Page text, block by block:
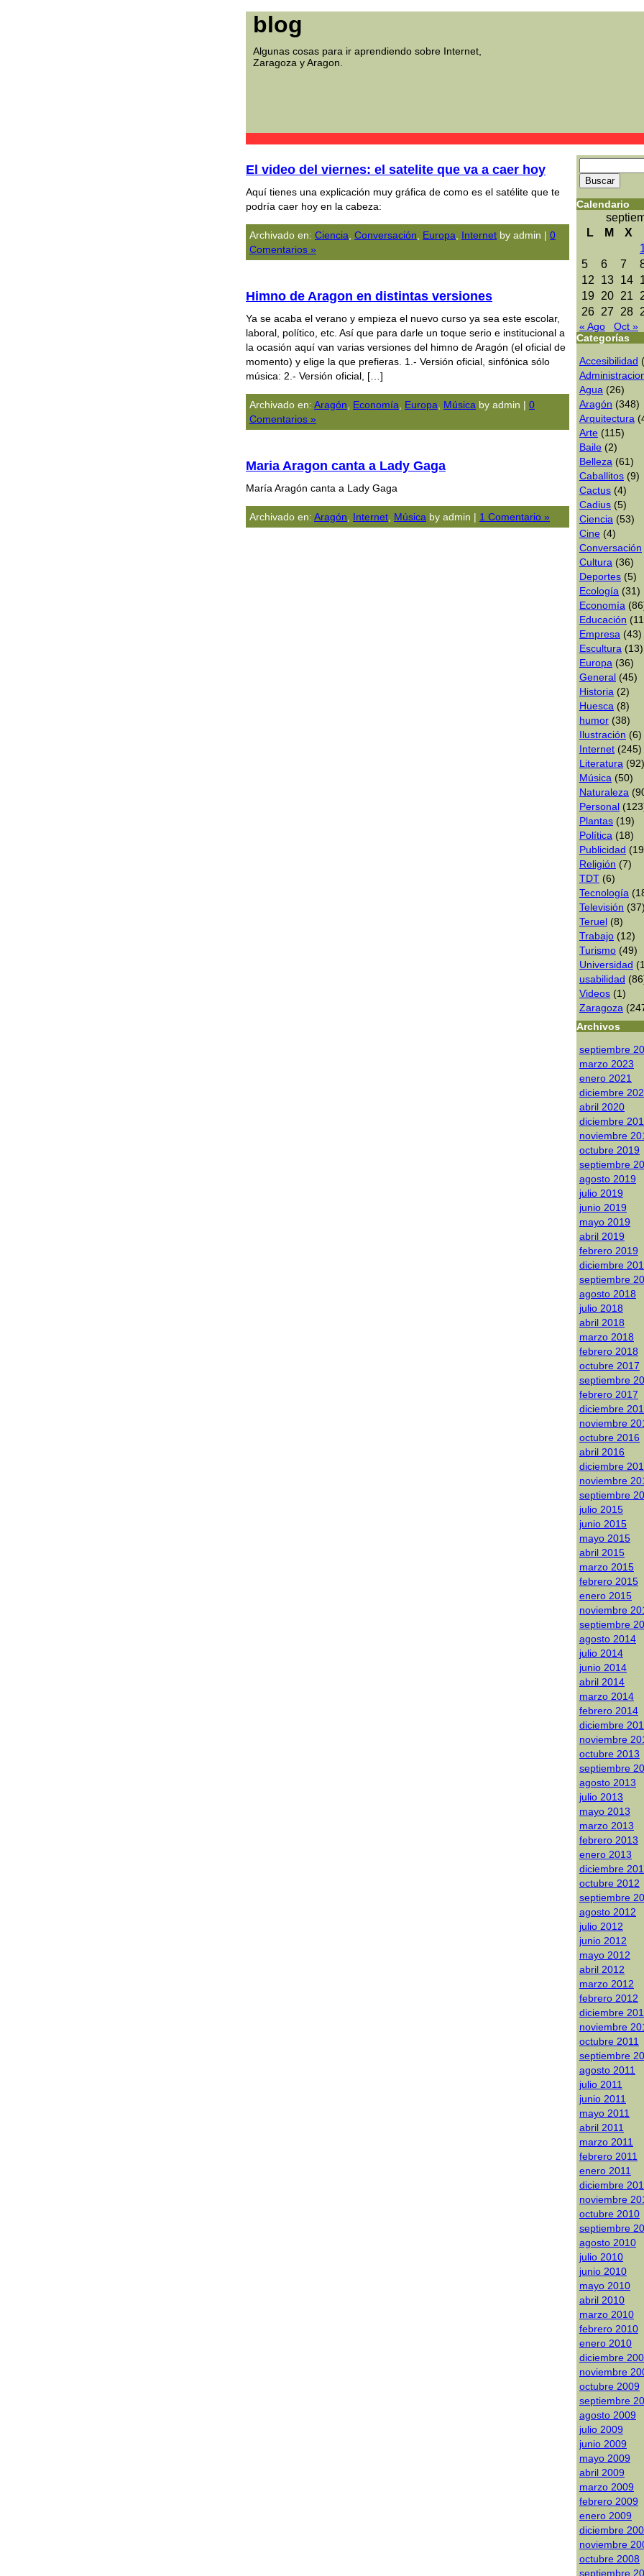
blog
Algunas cosas para ir aprendiendo sobre Internet,
Zaragoza y Aragon.
El video del viernes: el satelite que va a caer hoy
Aquí tienes una explicación muy gráfica de como es el satélite que te
podrí­a caer hoy en la cabeza:
Archivado en: Ciencia Conversación Europa Internet by admin | 0
Comentarios »
Himno de Aragon en distintas versiones
Ya se acaba el verano y empieza el nuevo curso ya sea este escolar,
laboral, político, etc. Así que para darle un toque serio e institucional a
la ocasión aquí van varias versiones del himno de Aragón (el oficial de
momento) y elige la que prefieras. 1.- Versión oficial, sinfónica sólo
música: 2.- Versión oficial, […]
Archivado en: Aragón Economía Europa Música by admin | 0
Comentarios »
Maria Aragon canta a Lady Gaga
Marí­a Aragón canta a Lady Gaga
Archivado en: Aragón Internet Música by admin | 1 Comentario »
Calendario
L
M X
5
6 7
12
13 14
19 20 21
26 27 28
« Ago
Oct »
Categorías
Accesibilidad
Agua (26)
Aragón (348)
Arquitectura
Arte (115)
Baile (2)
Belleza (61)
Caballitos (9)
Cactus (4)
Cadius (5)
Ciencia (53)
Cine (4)
Conversación
Cultura (36)
Deportes (5)
Ecologí­a (31)
Economía
Educación
Empresa (43)
Escultura (13)
Europa (36)
General (45)
Historia (2)
Huesca (8)
humor (38)
Ilustración (6)
Internet (245)
Literatura (92)
Música (50)
Naturaleza
Personal
Plantas (19)
Polí­tica (18)
Publicidad
Religión (7)
TDT (6)
Tecnologí­a
Televisión (37)
Teruel (8)
Trabajo (12)
Turismo (49)
Universidad
usabilidad
Videos (1)
Zaragoza
Archivos
septiembre
marzo 2023
enero 2021
diciembre
abril 2020
diciembre
noviembre
octubre 2019
septiembre
agosto 2019
julio 2019
junio 2019
mayo 2019
abril 2019
febrero 2019
diciembre
septiembre
agosto 2018
julio 2018
abril 2018
marzo 2018
febrero 2018
octubre 2017
septiembre
febrero 2017
diciembre
noviembre
octubre 2016
abril 2016
diciembre
noviembre
septiembre
julio 2015
junio 2015
mayo 2015
abril 2015
marzo 2015
febrero 2015
enero 2015
noviembre
septiembre
agosto 2014
julio 2014
junio 2014
abril 2014
marzo 2014
febrero 2014
diciembre
noviembre
octubre 2013
septiembre
agosto 2013
julio 2013
mayo 2013
marzo 2013
febrero 2013
enero 2013
diciembre
octubre 2012
septiembre
agosto 2012
julio 2012
junio 2012
mayo 2012
abril 2012
marzo 2012
febrero 2012
diciembre
noviembre
octubre 2011
septiembre
agosto 2011
julio 2011
junio 2011
mayo 2011
abril 2011
marzo 2011
febrero 2011
enero 2011
diciembre
noviembre
octubre 2010
septiembre
agosto 2010
julio 2010
junio 2010
mayo 2010
abril 2010
marzo 2010
febrero 2010
enero 2010
diciembre
noviembre
octubre 2009
septiembre
agosto 2009
julio 2009
junio 2009
mayo 2009
abril 2009
marzo 2009
febrero 2009
enero 2009
diciembre
noviembre
octubre 2008
septiembre